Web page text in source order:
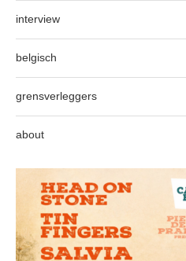
interview
belgisch
grensverleggers
about